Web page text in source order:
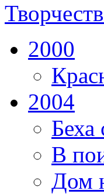
2000
2004
Беха
В
Дом